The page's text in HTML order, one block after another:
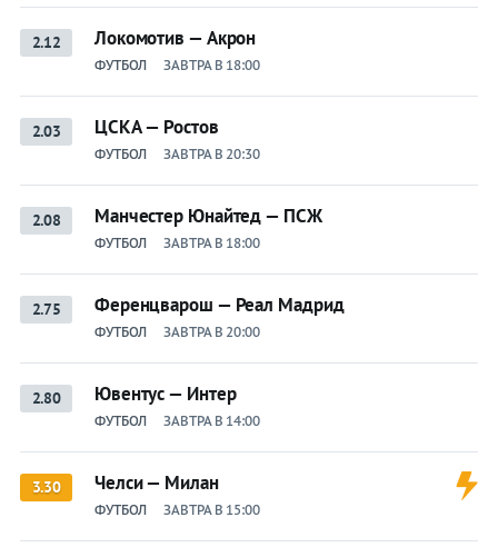
2.12 Локомотив — Акрон
ФУТБОЛ ЗАВТРА В 18:00
2.03 ЦСКА — Ростов
ФУТБОЛ ЗАВТРА В 20:30
2.08 Манчестер Юнайтед — ПСЖ
ФУТБОЛ ЗАВТРА В 18:00
2.75 Ференцварош — Реал Мадрид
ФУТБОЛ ЗАВТРА В 20:00
2.80 Ювентус — Интер
ФУТБОЛ ЗАВТРА В 14:00
3.30 Челси — Милан
ФУТБОЛ ЗАВТРА В 15:00